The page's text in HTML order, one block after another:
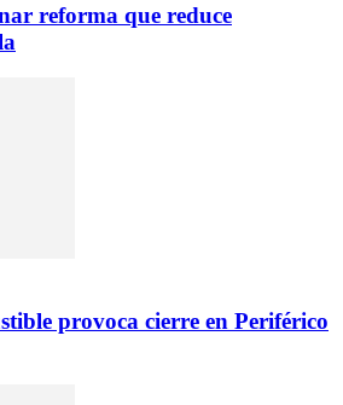
reforma que reduce
provoca cierre en Periférico